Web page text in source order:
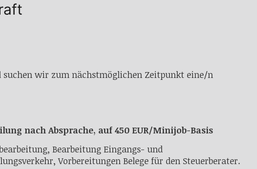
wir zum nächstmöglichen Zeitpunkt eine/n
nach Absprache, auf 450 EUR/Minijob-Basis
Bearbeitung Eingangs- und
Vorbereitungen Belege für den Steuerberater.